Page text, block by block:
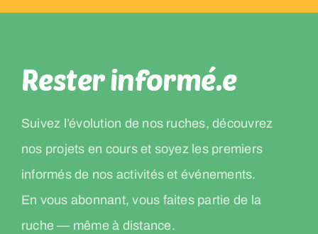
Rester informé.e
Suivez l’évolution de nos ruches, découvrez
nos projets en cours et soyez les premiers
informés de nos activités et événements.
En vous abonnant, vous faites partie de la
ruche — même à distance.